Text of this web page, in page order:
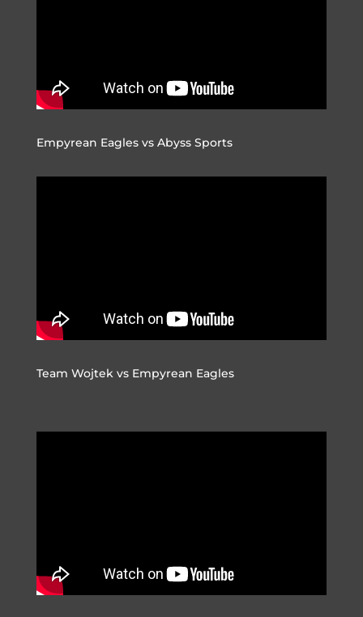
Empyrean Eagles vs Abyss Sports
Team Wojtek vs Empyrean Eagles